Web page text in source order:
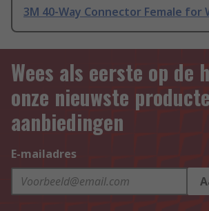
3M 40-Way Connector Female for
Wees als eerste op de
onze nieuwste
aanbiedingen
E-mailadres